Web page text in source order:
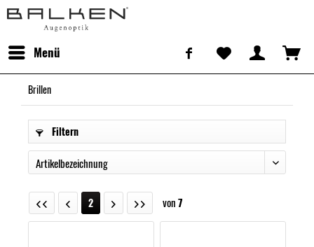
Menü
Brillen
Filtern
2 von7